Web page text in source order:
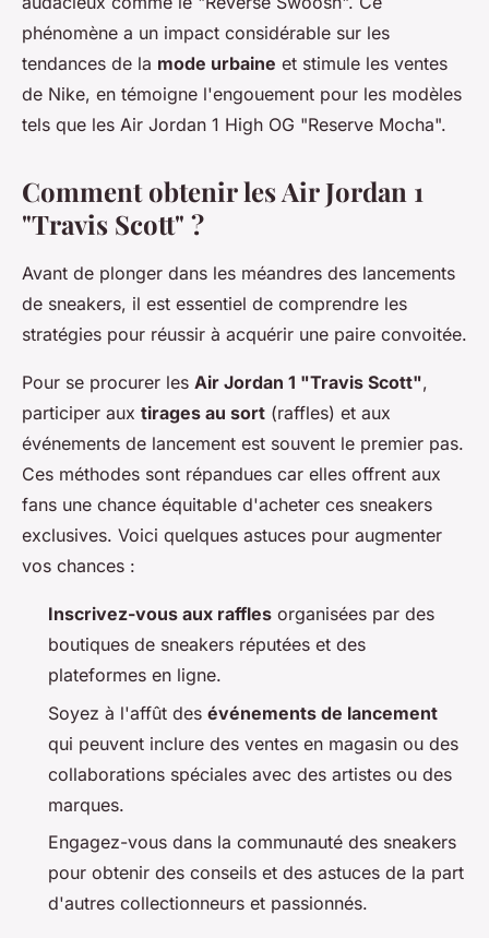
phénomène a un impact considérable sur les
tendances de la mode urbaine et stimule les ventes
de Nike, en témoigne l'engouement pour les modèles
tels que les Air Jordan 1 High OG "Reserve Mocha".
Comment obtenir les Air Jordan 1
"Travis Scott" ?
Avant de plonger dans les méandres des lancements
de sneakers, il est essentiel de comprendre les
stratégies pour réussir à acquérir une paire convoitée.
Pour se procurer les Air Jordan 1 "Travis Scott",
participer aux tirages au sort (raffles) et aux
événements de lancement est souvent le premier pas.
Ces méthodes sont répandues car elles offrent aux
fans une chance équitable d'acheter ces sneakers
exclusives. Voici quelques astuces pour augmenter
vos chances :
Inscrivez-vous aux raffles organisées par des
boutiques de sneakers réputées et des
plateformes en ligne.
Soyez à l'affût des événements de lancement
qui peuvent inclure des ventes en magasin ou des
collaborations spéciales avec des artistes ou des
marques.
Engagez-vous dans la communauté des sneakers
pour obtenir des conseils et des astuces de la part
d'autres collectionneurs et passionnés.